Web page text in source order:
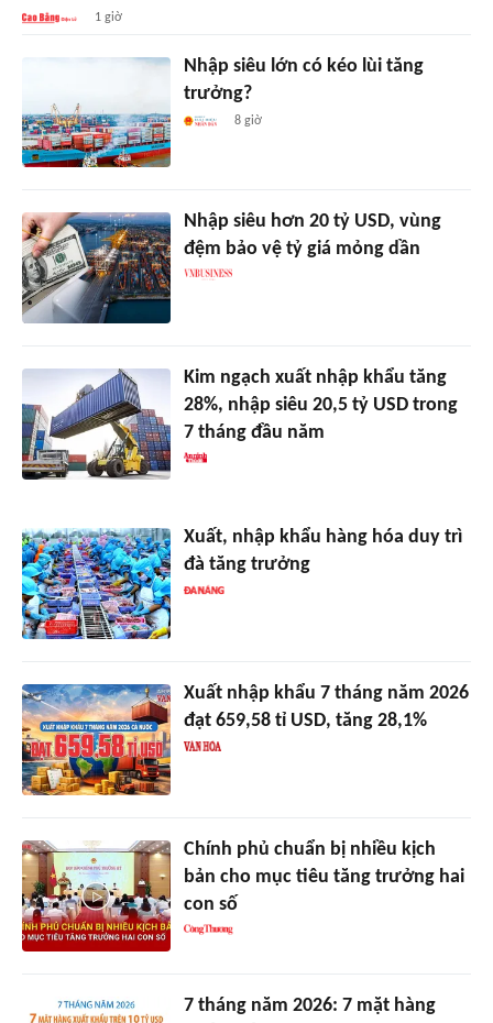
1 giờ
Nhập siêu lớn có kéo lùi tăng
trưởng?
8 giờ
Nhập siêu hơn 20 tỷ USD, vùng
đệm bảo vệ tỷ giá mỏng dần
Kim ngạch xuất nhập khẩu tăng
28%, nhập siêu 20,5 tỷ USD trong
7 tháng đầu năm
Xuất, nhập khẩu hàng hóa duy trì
đà tăng trưởng
Xuất nhập khẩu 7 tháng năm 2026
đạt 659,58 tỉ USD, tăng 28,1%
Chính phủ chuẩn bị nhiều kịch
bản cho mục tiêu tăng trưởng hai
con số
7 tháng năm 2026: 7 mặt hàng